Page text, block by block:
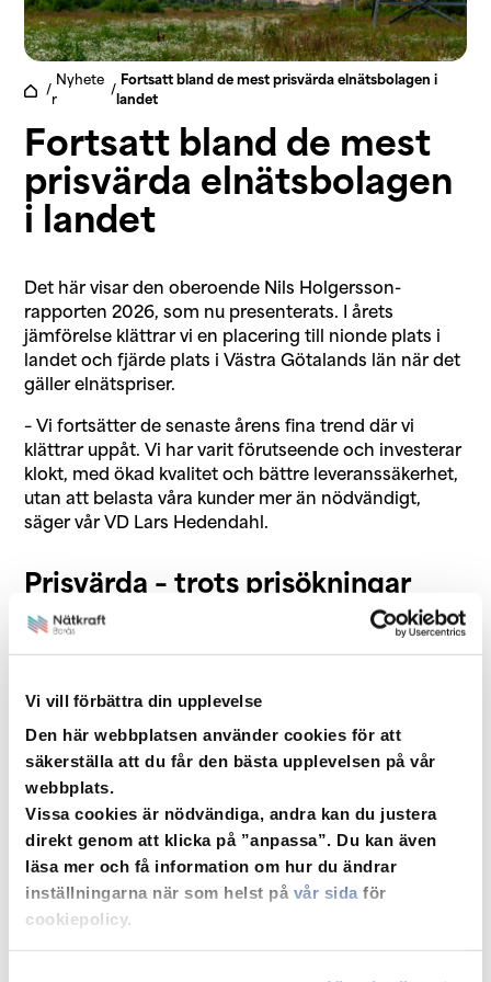
Vi vill förbättra din upplevelse
Den här webbplatsen använder cookies för att
säkerställa att du får den bästa upplevelsen på vår
webbplats.
Vissa cookies är nödvändiga, andra kan du justera
direkt genom att klicka på ”anpassa”. Du kan även
läsa mer och få information om hur du ändrar
inställningarna när som helst på vår sida för
cookiepolicy.
/
Nyhete
r
/
Fortsatt bland de mest prisvärda elnätsbolagen i
landet
Fortsatt bland de mest
prisvärda elnätsbolagen
i landet
Det här visar den oberoende Nils Holgersson-
rapporten 2026, som nu presenterats. I årets
jämförelse klättrar vi en placering till nionde plats i
landet och fjärde plats i Västra Götalands län när det
gäller elnätspriser.
– Vi fortsätter de senaste årens fina trend där vi
klättrar uppåt. Vi har varit förutseende och investerar
klokt, med ökad kvalitet och bättre leveranssäkerhet,
utan att belasta våra kunder mer än nödvändigt,
säger vår VD Lars Hedendahl.
Prisvärda – trots prisökningar
Vi vet att elpriser och avgifter har påverkat många
den senaste tiden. Trots att vi behövt höja våra priser
de fortsätter höra till de lägsta i landet. Vi förstår att
varje höjning märks. Därför arbetar vi långsiktigt och
kostnadsmedvetet för att hålla en stabil prisnivå,
samtidigt som vi investerar i ett robust och
framtidssäkert elnät som stödjer
energiomställningen och främjar ett hållbart
samhälle med minskad miljö- och klimatpåverkan.
Stora skillnader i elnätspriser
över landet